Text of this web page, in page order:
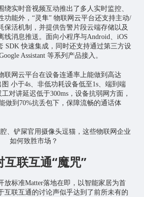
绕实时音视频互动推出了多人实时监控、
功能外，“灵隼” 物联网云平台还支持主动/
保活机制，并提供告警片段云端存储以及
线消息推送。面向小程序与Android、iOS
SDK 快速集成，同时还支持通过第三方设
Assistant 等系列产品接入。
联网云平台在设备连通率上能做到高达
小于4s、非低功耗设备低至1s、端到端
对讲延迟低于300ms，设备抗弱网方面，
做到70%抗丢包下，保障流畅的通话体
互联互通“魔咒”
放标准Matter落地在即，以智能家居为首
互联互通的讨论声似乎达到了前所未有的